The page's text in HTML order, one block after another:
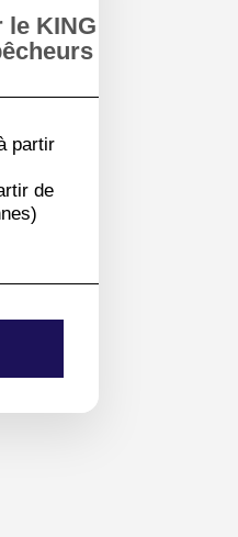
KING
partir
de